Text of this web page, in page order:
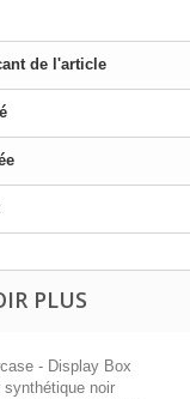
de l'article
PLUS
- Display Box
synthétique noir